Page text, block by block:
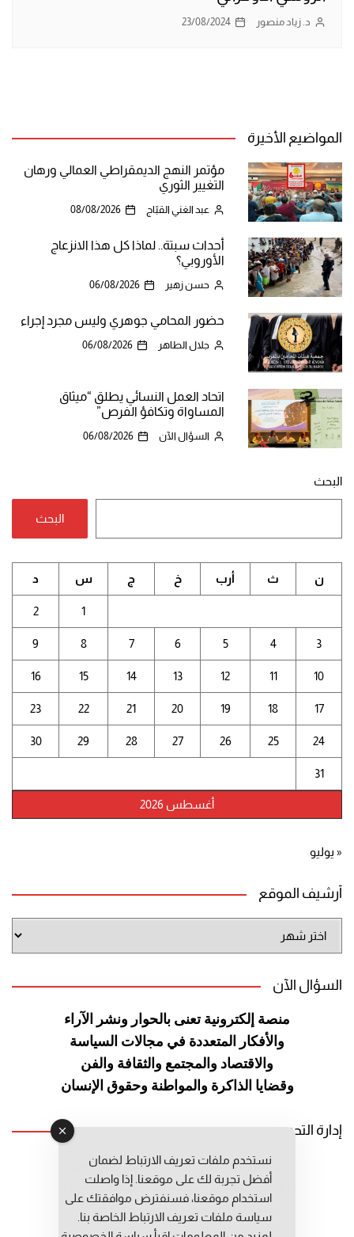
د. زياد منصور 23/08/2024
المواضيع الأخيرة
مؤتمر النهج الديمقراطي العمالي ورهان
التغيير الثوري
عبد الغني القبّاج 08/08/2026
أحداث سبتة.. لماذا كل هذا الانزعاج
الأوروبي؟
حسن زهير 06/08/2026
حضور المحامي جوهري وليس مجرد إجراء
جلال الطاهر 06/08/2026
اتحاد العمل النسائي يطلق “ميثاق
المساواة وتكافؤ الفرص”
السؤال الآن 06/08/2026
البحث
البحث
أغسطس 2026
ن ث أرب خ ج س د
1
2
3
4
5
6
7
8
9
10
11
12
13
14
15
16
17
18
19
20
21
22
23
24
25
26
27
28
29
30
31
« يوليو
أرشيف الموقع
الموقع
السؤال الآن
منصة إلكترونية تعنى بالحوار ونشر الآراء
والأفكار المتعددة في مجالات السياسة
والاقتصاد والمجتمع والثقافة والفن
وقضايا الذاكرة والمواطنة وحقوق الإنسان
إدارة التحرير
رئيس التحرير: عبد الرحيم التوراني
رئيس التحرير المساعد: المعطي قبال
مديرة التحرير: فاطمة حوحو
نستخدم ملفات تعريف الارتباط لضمان
أفضل تجربة لك على موقعنا. إذا واصلت
استخدام موقعنا، فسنفترض موافقتك على
سياسة ملفات تعريف الارتباط الخاصة بنا.